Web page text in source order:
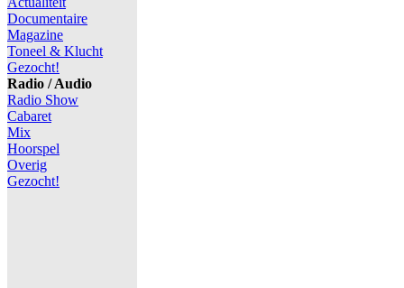
Documentaire
Magazine
Toneel & Klucht
Gezocht!
Radio / Audio
Radio Show
Cabaret
Mix
Hoorspel
Overig
Gezocht!